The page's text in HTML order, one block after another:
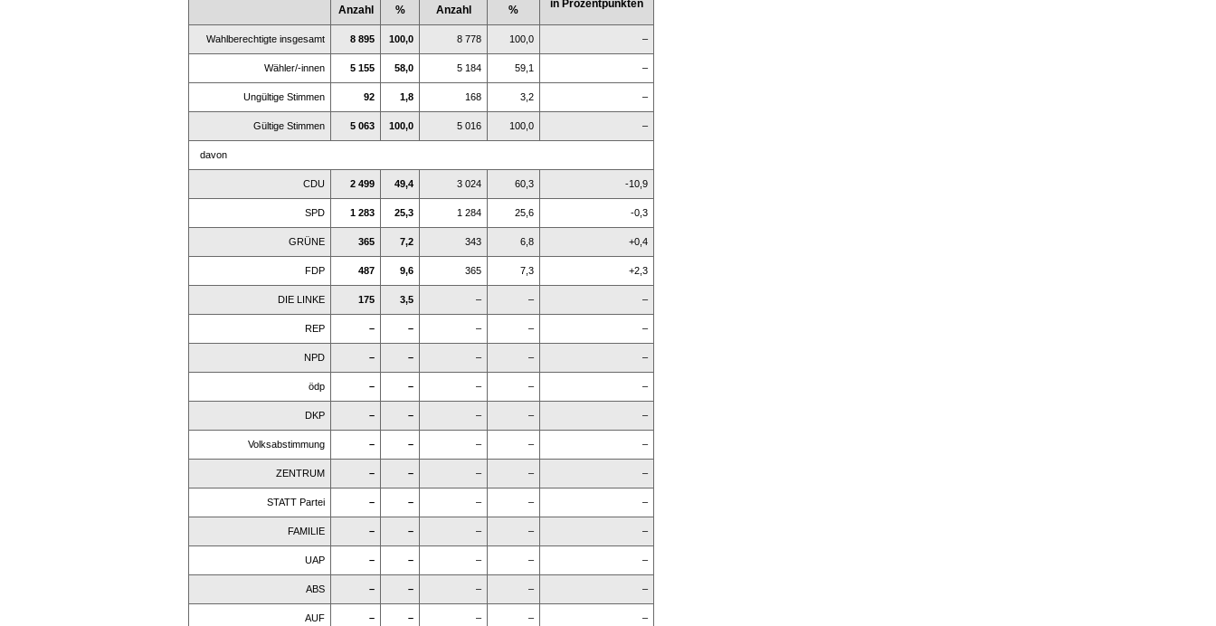
in Prozentpunkten
Anzahl % Anzahl %
Wahlberechtigte insgesamt 8 895 100,0 8 778 100,0 –
Wähler/-innen 5 155 58,0 5 184 59,1 –
Ungültige Stimmen 92 1,8 168 3,2 –
Gültige Stimmen 5 063 100,0 5 016 100,0 –
davon
CDU 2 499 49,4 3 024 60,3 -10,9
SPD 1 283 25,3 1 284 25,6 -0,3
GRÜNE 365 7,2 343 6,8 +0,4
FDP 487 9,6 365 7,3 +2,3
DIE LINKE 175 3,5 – – –
REP – – – – –
NPD – – – – –
ödp – – – – –
DKP – – – – –
Volksabstimmung – – – – –
ZENTRUM – – – – –
STATT Partei – – – – –
FAMILIE – – – – –
UAP – – – – –
ABS – – – – –
AUF – – – – –